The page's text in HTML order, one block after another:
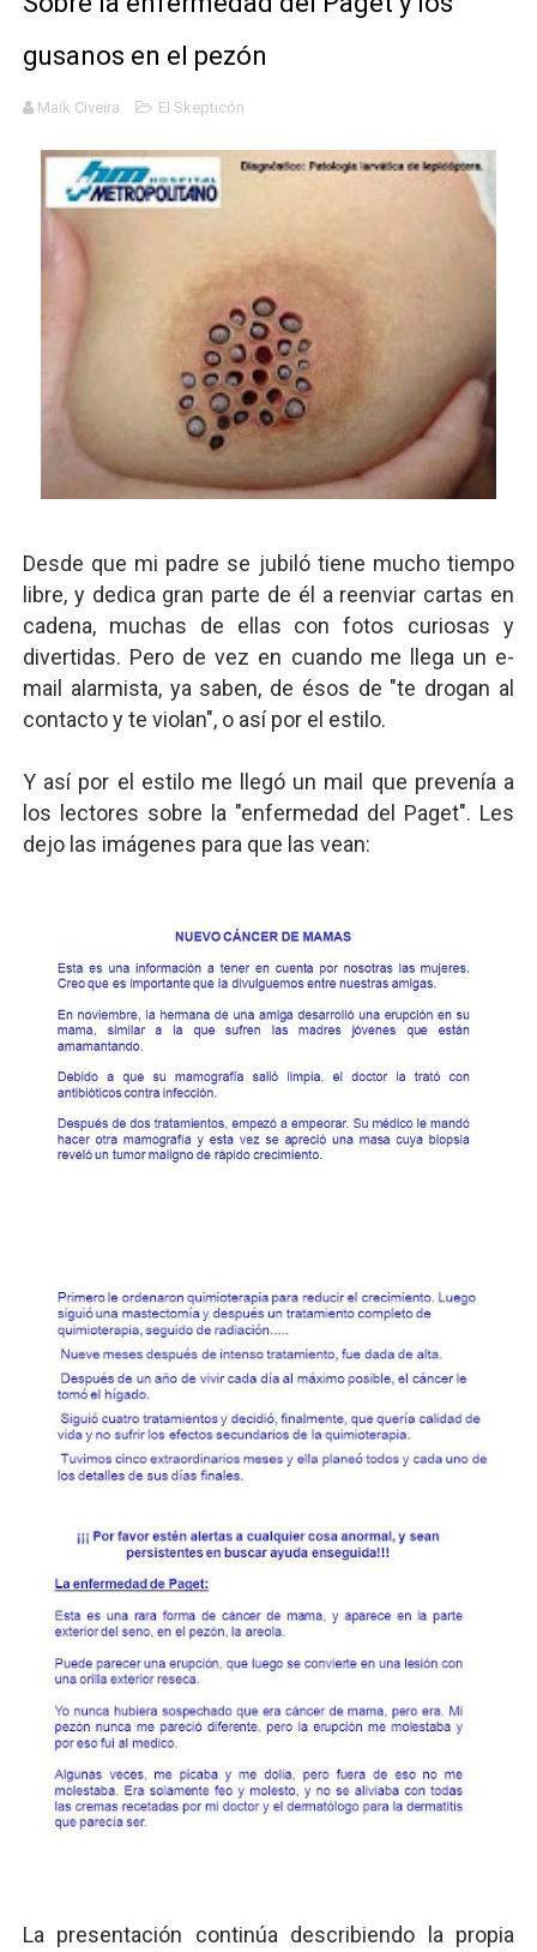
La falacia etimológica
Mario: La epopeya del fontanero - Parte II
gusanos en el pezón
Maik Civeira El Skepticón
Desde que mi padre se jubiló tiene mucho tiempo
libre, y dedica gran parte de él a reenviar cartas en
cadena, muchas de ellas con fotos curiosas y
divertidas. Pero de vez en cuando me llega un e-
mail alarmista, ya saben, de ésos de "te drogan al
contacto y te violan", o así por el estilo.
Y así por el estilo me llegó un mail que prevenía a
los lectores sobre la "enfermedad del Paget". Les
dejo las imágenes para que las vean:
La presentación continúa describiendo la propia